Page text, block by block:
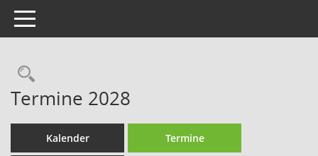
Toggle navigation
Rechercheauswahl
Termine 2028
Kalender Termine